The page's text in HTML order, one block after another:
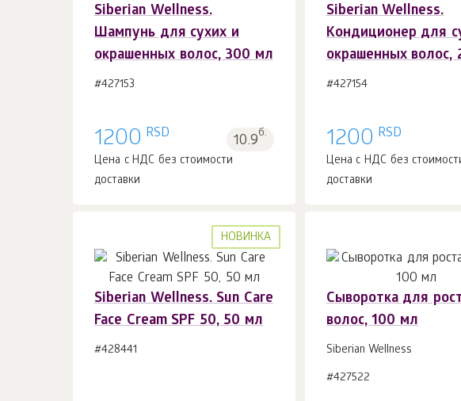
Siberian Wellness.
Шампунь для сухих и
окрашенных волос, 300 мл
#427153
1200 RSD 10.9б.
Цена с НДС без стоимости
доставки
В корзину 1шт.
Siberian Wellness.
Кондиционер для
окрашенных волос,
#427154
1200 RSD
Цена с НДС без
доставки
В корзину 1шт.
НОВИНКА
Siberian Wellness. Sun Сare
Face Cream SPF 50, 50 мл
#428441
Сыворотка для
волос, 100 мл
Siberian Wellness
#427522